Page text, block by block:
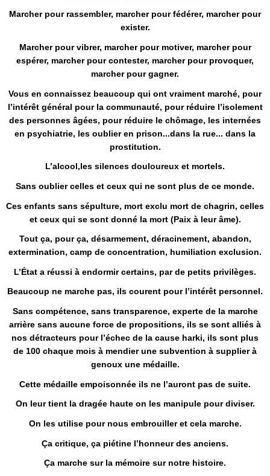
Marcher pour rassembler, marcher pour fédérer, marcher pour
exister.
Marcher pour vibrer, marcher pour motiver, marcher pour
espérer, marcher pour contester, marcher pour provoquer,
marcher pour gagner.
Vous en connaissez beaucoup qui ont vraiment marché, pour
l’intérêt général pour la communauté, pour réduire l’isolement
des personnes âgées, pour réduire le chômage, les internées
en psychiatrie, les oublier en prison...dans la rue... dans la
prostitution.
L’alcool,les silences douloureux et mortels.
Sans oublier celles et ceux qui ne sont plus de ce monde.
Ces enfants sans sépulture, mort exclu mort de chagrin, celles
et ceux qui se sont donné la mort (Paix à leur âme).
Tout ça, pour ça, désarmement, déracinement, abandon,
extermination, camp de concentration, humiliation exclusion.
L’État a réussi à endormir certains, par de petits privilèges.
Beaucoup ne marche pas, ils courent pour l’intérêt personnel.
Sans compétence, sans transparence, experte de la marche
arrière sans aucune force de propositions, ils se sont alliés à
nos détracteurs pour l’échec de la cause harki, ils sont plus
de 100 chaque mois à mendier une subvention à supplier à
genoux une médaille.
Cette médaille empoisonnée ils ne l’auront pas de suite.
On leur tient la dragée haute on les manipule pour diviser.
On les utilise pour nous embrouiller et cela marche.
Ça critique, ça piétine l’honneur des anciens.
Ça marche sur la mémoire sur notre histoire.